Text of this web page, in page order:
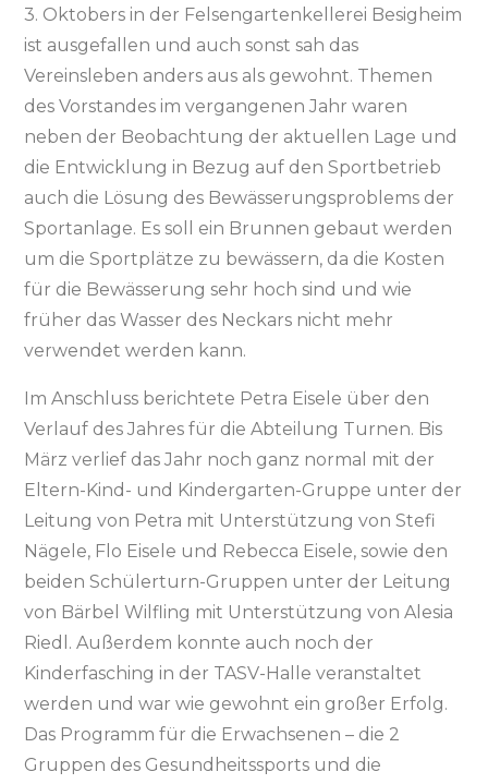
3. Oktobers in der Felsengartenkellerei Besigheim
ist ausgefallen und auch sonst sah das
Vereinsleben anders aus als gewohnt. Themen
des Vorstandes im vergangenen Jahr waren
neben der Beobachtung der aktuellen Lage und
die Entwicklung in Bezug auf den Sportbetrieb
auch die Lösung des Bewässerungsproblems der
Sportanlage. Es soll ein Brunnen gebaut werden
um die Sportplätze zu bewässern, da die Kosten
für die Bewässerung sehr hoch sind und wie
früher das Wasser des Neckars nicht mehr
verwendet werden kann.
Im Anschluss berichtete Petra Eisele über den
Verlauf des Jahres für die Abteilung Turnen. Bis
März verlief das Jahr noch ganz normal mit der
Eltern-Kind- und Kindergarten-Gruppe unter der
Leitung von Petra mit Unterstützung von Stefi
Nägele, Flo Eisele und Rebecca Eisele, sowie den
beiden Schülerturn-Gruppen unter der Leitung
von Bärbel Wilfling mit Unterstützung von Alesia
Riedl. Außerdem konnte auch noch der
Kinderfasching in der TASV-Halle veranstaltet
werden und war wie gewohnt ein großer Erfolg.
Das Programm für die Erwachsenen – die 2
Gruppen des Gesundheitssports und die